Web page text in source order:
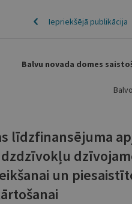
Iepriekšējā publikācija
Balvu novada domes
līdzfinansējuma
un